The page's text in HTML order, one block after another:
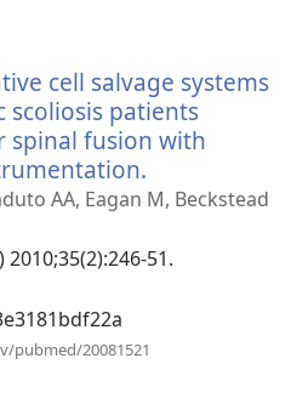
cell salvage systems
patients
fusion with
开
窗
AA, Eagan M, Beckstead
2010;35(2):246-51.
pubmed/20081521